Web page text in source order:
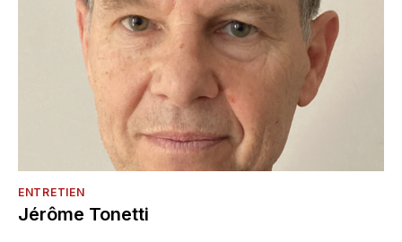
ENTRETIEN
Jérôme Tonetti